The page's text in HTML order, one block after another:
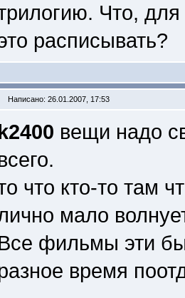
Что,
расписывать?
Написано: 26.01.2007, 17:53
вещи надо
что кто-то там
мало
фильмы эти
время